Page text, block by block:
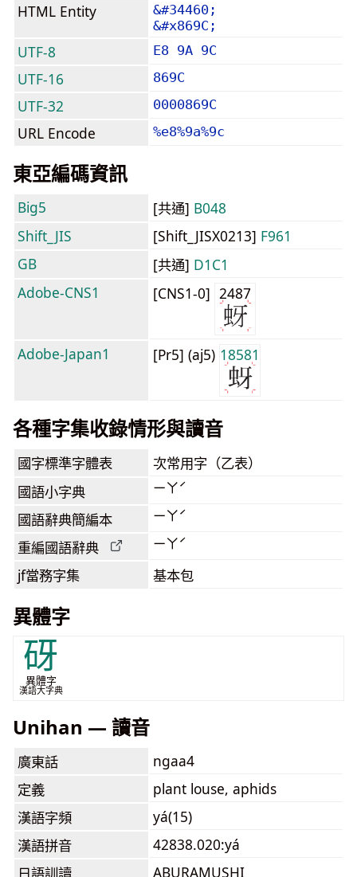
HTML Entity
&#34460;
&#x869C;
UTF-8 E8 9A 9C
UTF-16 869C
UTF-32 0000869C
URL Encode %e8%9a%9c
東亞編碼資訊
Big5 [共通] B048
Shift_JIS
[Shift_JISX0213] F961
GB
[共通] D1C1
Adobe-CNS1
[CNS1-0] 2487
Adobe-Japan1 [Pr5] (aj5) 18581
各種字集收錄情形與讀音
國字標準字體表 次常用字（乙表）
國語小字典 ㄧㄚˊ
國語辭典簡編本 ㄧㄚˊ
重編國語辭典 ㄧㄚˊ
jf當務字集 基本包
異體字
砑
異體字
漢語大字典
Unihan — 讀音
廣東話
ngaa4
定義
plant louse, aphids
漢語字頻
yá(15)
漢語拼音
42838.020:yá
日語訓讀
ABURAMUSHI